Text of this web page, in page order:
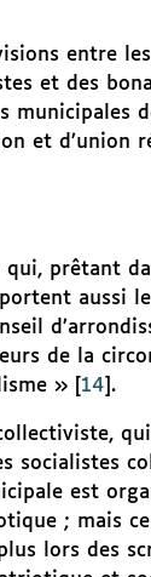
entre
et des
municipales
et d’union
prêtant
aussi
de la
»[ 14 .
socialistes
est
; mais
lors des